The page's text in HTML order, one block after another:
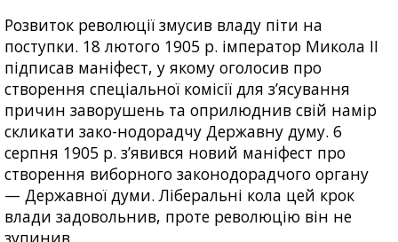
Розвиток революції змусив владу піти на
поступки. 18 лютого 1905 р. імператор Микола II
підписав маніфест, у якому оголосив про
створення спеціальної комісії для з’ясування
причин заворушень та оприлюднив свій намір
скликати зако-нодорадчу Державну думу. 6
серпня 1905 р. з’явився новий маніфест про
створення виборного законодорадчого органу
— Державної думи. Ліберальні кола цей крок
влади задовольнив, проте революцію він не
зупинив.